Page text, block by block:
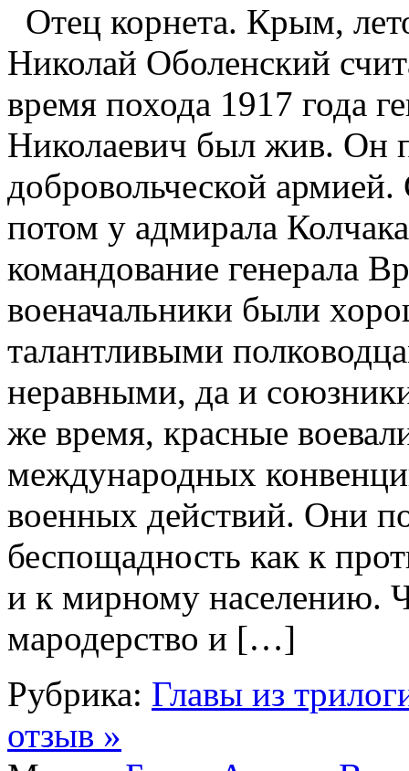
Отец корнета. Крым,
Николай Оболенский
время похода 1917 года
Николаевич был жив. Он
добровольческой
потом у адмирала
командование генерала
военачальники были
талантливыми
неравными, да и
же время, красные
международных
военных действий. Они
беспощадность как к
и к мирному населению.
мародерство и […]
Рубрика: Главы из
отзыв »